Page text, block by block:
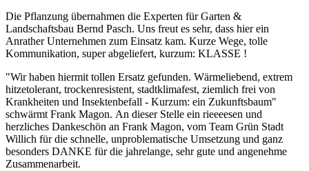
Die Pflanzung übernahmen die Experten für Garten &
Landschaftsbau Bernd Pasch. Uns freut es sehr, dass hier ein
Anrather Unternehmen zum Einsatz kam. Kurze Wege, tolle
Kommunikation, super abgeliefert, kurzum: KLASSE !
"Wir haben hiermit tollen Ersatz gefunden. Wärmeliebend, extrem
hitzetolerant, trockenresistent, stadtklimafest, ziemlich frei von
Krankheiten und Insektenbefall - Kurzum: ein Zukunftsbaum"
schwärmt Frank Magon. An dieser Stelle ein rieeeesen und
herzliches Dankeschön an Frank Magon, vom Team Grün Stadt
Willich für die schnelle, unproblematische Umsetzung und ganz
besonders DANKE für die jahrelange, sehr gute und angenehme
Zusammenarbeit.